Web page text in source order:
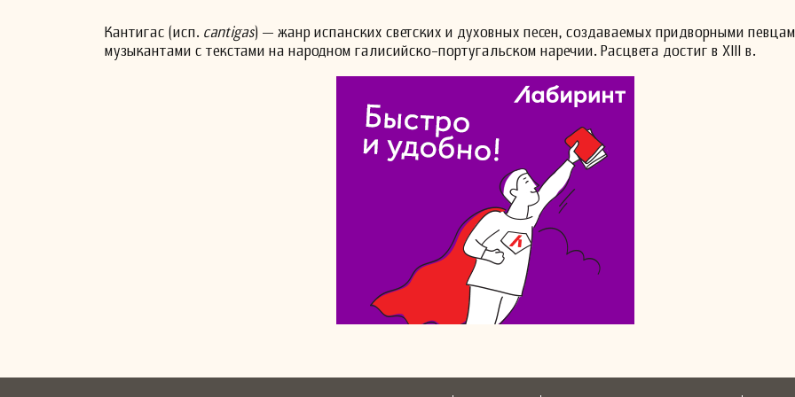
Кантигас (исп. cantigas) — жанр испанских светских и духовных песен, создаваемых придворными
музыкантами с текстами на народном галисийско-португальском наречии. Расцвета достиг в XIII в.